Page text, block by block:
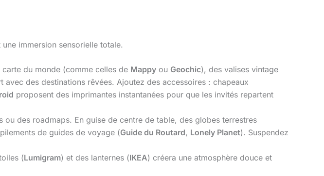
immersion sensorielle totale.
du monde (comme celles de Mappy ou Geochic), des valises vintage
des destinations rêvées. Ajoutez des accessoires : chapeaux
proposent des imprimantes instantanées pour que les invités repartent
des roadmaps. En guise de centre de table, des globes terrestres
de guides de voyage (Guide du Routard, Lonely Planet). Suspendez
(Lumigram) et des lanternes (IKEA) créera une atmosphère douce et